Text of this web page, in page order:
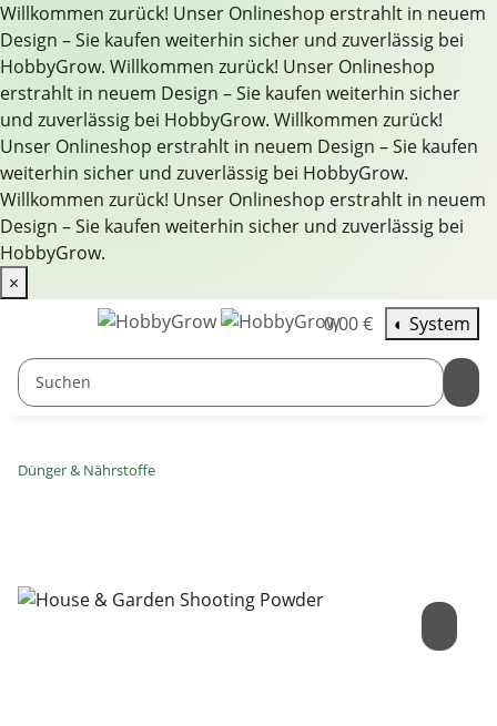
Willkommen zurück! Unser Onlineshop erstrahlt in neuem
Design – Sie kaufen weiterhin sicher und zuverlässig bei
HobbyGrow. Willkommen zurück! Unser Onlineshop
erstrahlt in neuem Design – Sie kaufen weiterhin sicher
und zuverlässig bei HobbyGrow. Willkommen zurück!
Unser Onlineshop erstrahlt in neuem Design – Sie kaufen
weiterhin sicher und zuverlässig bei HobbyGrow.
Willkommen zurück! Unser Onlineshop erstrahlt in neuem
Design – Sie kaufen weiterhin sicher und zuverlässig bei
HobbyGrow.
×
0,00 €
◐ System
Dünger & Nährstoffe